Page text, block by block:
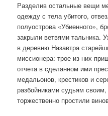
Разделив остальные вещи
одежду с тела убитого,
полуострова «Убиенного»,
закрыли ветвями тальника.
в деревню Назавтра
миссионера: трое из них
отчета в сделанном ими
медальонов, крестиков и
разбойниками судьям
торжественно простили